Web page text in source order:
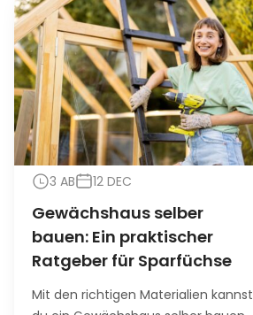
3 AB 12 DEC
Gewächshaus selber
bauen: Ein praktischer
Ratgeber für Sparfüchse
Mit den richtigen Materialien kannst